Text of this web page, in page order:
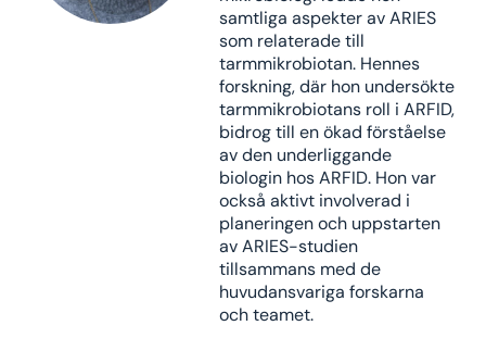
samtliga aspekter av ARIES
som relaterade till
tarmmikrobiotan. Hennes
forskning, där hon undersökte
tarmmikrobiotans roll i ARFID,
bidrog till en ökad förståelse
av den underliggande
biologin hos ARFID. Hon var
också aktivt involverad i
planeringen och uppstarten
av ARIES-studien
tillsammans med de
huvudansvariga forskarna
och teamet.